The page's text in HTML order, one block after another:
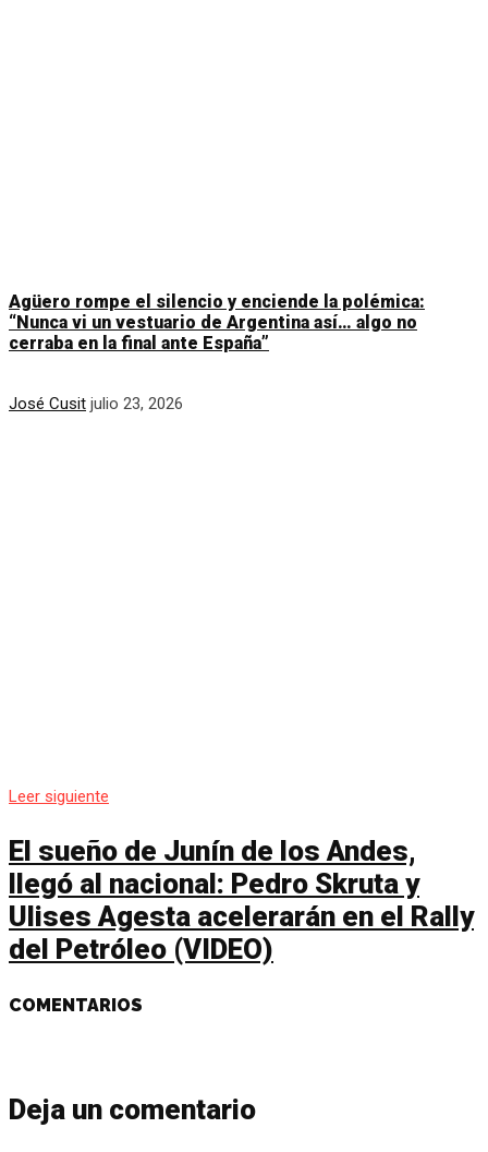
Agüero rompe el silencio y enciende la polémica:
“Nunca vi un vestuario de Argentina así… algo no
cerraba en la final ante España”
José Cusit julio 23, 2026
Leer siguiente
El sueño de Junín de los Andes,
llegó al nacional: Pedro Skruta y
Ulises Agesta acelerarán en el Rally
del Petróleo (VIDEO)
COMENTARIOS
Deja un comentario